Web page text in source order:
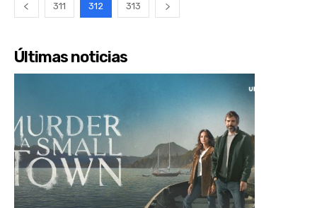
311 312 313
Últimas noticias